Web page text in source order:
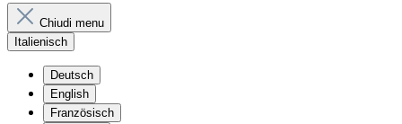
Chiudi menu
Italienisch
Deutsch
English
Französisch